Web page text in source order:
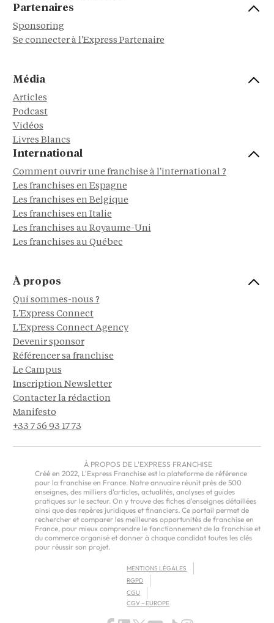
Partenaires
Sponsoring
Se connecter à l'Express Partenaire
Média
Articles
Podcast
Vidéos
Livres Blancs
International
Comment ouvrir une franchise à l'international ?
Les franchises en Espagne
Les franchises en Belgique
Les franchises en Italie
Les franchises au Royaume-Uni
Les franchises au Québec
À propos
Qui sommes-nous ?
L'Express Connect
L'Express Connect Agency
Devenir sponsor
Référencer sa franchise
Le Campus
Inscription Newsletter
Contacter la rédaction
Manifesto
+33 7 56 93 17 73
À PROPOS DE L'EXPRESS FRANCHISE
Créé en 2022, L'Express Franchise est la plateforme de référence
pour la franchise en France. Notre annuaire réunit près de 500
enseignes, des milliers d'articles, actualités, analyses et guides
pratiques sur le secteur. On y trouve des fiches d'enseignes détaillées
ainsi que des repères juridiques et financiers. Ce portail permet de
rechercher et comparer les meilleures opportunités de franchise en
France, pour mieux comprendre le fonctionnement de la franchise et
du commerce organisé et donner à chaque candidat toutes les clés
pour réussir son projet.
MENTIONS LÉGALES
RGPD
CGU
CGV – EUROPE